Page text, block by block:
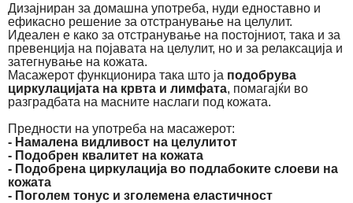
Дизајниран за домашна употреба, нуди едноставно и
ефикасно решение за отстранување на целулит.
Идеален е како за отстранување на постојниот, така и за
превенција на појавата на целулит, но и за релаксација и
затегнување на кожата.
Масажерот функционира така што ја подобрува
циркулацијата на крвта и лимфата, помагајќи во
разградбата на масните наслаги под кожата.
Предности на употреба на масажерот:
- Намалена видливост на целулитот
- Подобрен квалитет на кожата
- Подобрена циркулација во подлабоките слоеви на
кожата
- Поголем тонус и зголемена еластичност